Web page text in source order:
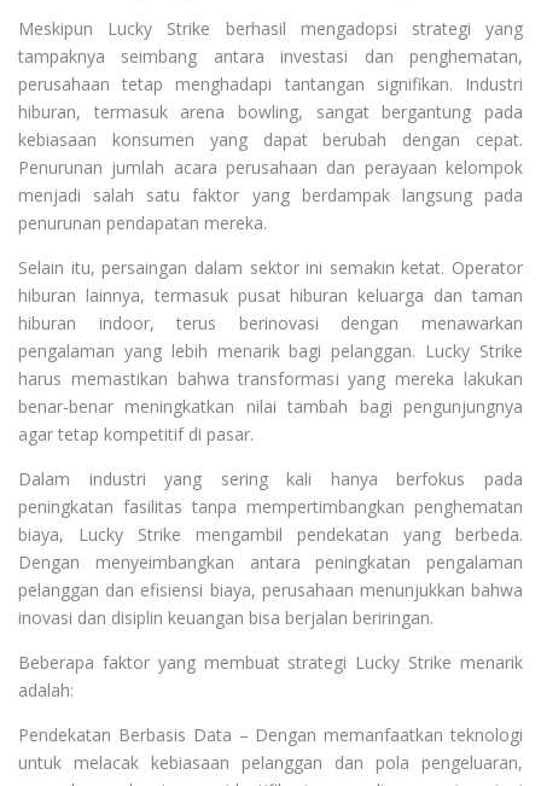
Meskipun Lucky Strike berhasil mengadopsi strategi yang
tampaknya seimbang antara investasi dan penghematan,
perusahaan tetap menghadapi tantangan signifikan. Industri
hiburan, termasuk arena bowling, sangat bergantung pada
kebiasaan konsumen yang dapat berubah dengan cepat.
Penurunan jumlah acara perusahaan dan perayaan kelompok
menjadi salah satu faktor yang berdampak langsung pada
penurunan pendapatan mereka.
Selain itu, persaingan dalam sektor ini semakin ketat. Operator
hiburan lainnya, termasuk pusat hiburan keluarga dan taman
hiburan indoor, terus berinovasi dengan menawarkan
pengalaman yang lebih menarik bagi pelanggan. Lucky Strike
harus memastikan bahwa transformasi yang mereka lakukan
benar-benar meningkatkan nilai tambah bagi pengunjungnya
agar tetap kompetitif di pasar.
Dalam industri yang sering kali hanya berfokus pada
peningkatan fasilitas tanpa mempertimbangkan penghematan
biaya, Lucky Strike mengambil pendekatan yang berbeda.
Dengan menyeimbangkan antara peningkatan pengalaman
pelanggan dan efisiensi biaya, perusahaan menunjukkan bahwa
inovasi dan disiplin keuangan bisa berjalan beriringan.
Beberapa faktor yang membuat strategi Lucky Strike menarik
adalah:
Pendekatan Berbasis Data – Dengan memanfaatkan teknologi
untuk melacak kebiasaan pelanggan dan pola pengeluaran,